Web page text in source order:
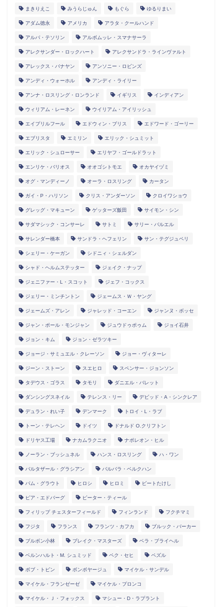
まきりえこ みうらじゅん もぐら ゆるりまい
アダム徳永 アメリカ アラタ・クールハンド
アルパ・テソリン アルボムッレ・スマナサーラ
アレクサンダー・ロックハート アレクサンドラ・ラインヴァルト
アレックス・バナヤン アンソニー・ロビンズ
アンディ・ウォーホル アンディ・ライリー
アンナ・ロスリング・ロンランド イギリス インディアン
ウィリアム・レーネン ウイリアム・アイリッシュ
エイプリルフール エドウィン・ブリス エドワード・ゴーリー
エブリスタ エミリン エリック・シュミット
エリック・シュローサー エリヤフ・ゴールドラット
エンリケ・バリオス オオゴシトモエ オカヤイヅミ
オグ・マンディーノ オーラ・ロスリング カータン
ガイ・P・ハリソン クリス・アンダーソン クロイワショウ
グレッグ・マキューン ゲッターズ飯田 サイモン・シン
サダマシック・コンサーレ サトミ サリー・バルエル
サレンダー橋本 サンドラ・ヘフェリン サン・テグジュペリ
シェリー・ケーガン シドニィ・シェルダン
シャド・ヘルムステッター ジェイク・ナップ
ジェニファー・L・スコット ジェフ・コックス
ジェリー・ミンチントン ジェームス・Ｗ・ヤング
ジェームズ・アレン ジャレッド・コーエン ジャンヌ・ボッセ
ジャン・ポール・モンジャン ジュウドゥポゥム ジョイ石井
ジョン・キム ジョン・ゼラツキー
ジョージ・サミュエル・クレーソン ジョー・ヴィターレ
ジーン・ストーン スエヒロ スペンサー・ジョンソン
タデウス・ゴラス タモリ ダニエル・バレット
ダンシングスネイル テレンス・リー デビッド・A・シンクレア
デュラン・れい子 デンマーク トロイ・L・ラブ
トーン・テレヘン ドイツ ドナルド O.クリフトン
ドリヤス工場 ナカムラクニオ ナポレオン・ヒル
ノーラン・ブッシュネル ハンス・ロスリング ハ・ワン
バルタザール・グラシアン バルバラ・ベルクハン
パム・グラウト ヒロシ ヒロミ ビートたけし
ピア・エドバーグ ピーター・ティール
フィリップ チェスターフィールド フィンランド フクチマミ
フジタ フランス フランツ・カフカ ブルック・バーカー
ブルボン小林 ブレイク・マスターズ ベラ・ブライヘル
ベルンハルト・M. シュミッド ペク・セヒ ペズル
ボブ・トビン ボンボヤージュ マイケル・サンデル
マイケル・フランゼーゼ マイケル・プロンコ
マイケル・Ｊ・フォックス マシュー・D・ラプラント